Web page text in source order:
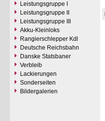
Leistungsgruppe I
Leistungsgruppe II
Leistungsgruppe III
Akku-Kleinloks
Rangierschlepper Kdl
Deutsche Reichsbahn
Danske Statsbaner
Verbleib
Lackierungen
Sonderseiten
Bildergalerien